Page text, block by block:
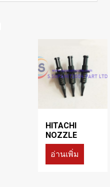
HITACHI
NOZZLE
อ่านเพิ่ม